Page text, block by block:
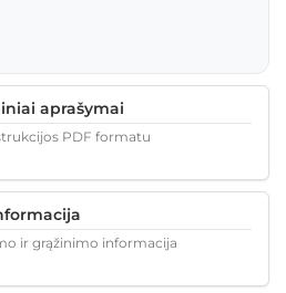
aprašymai
PDF formatu
ir grąžinimo informacija